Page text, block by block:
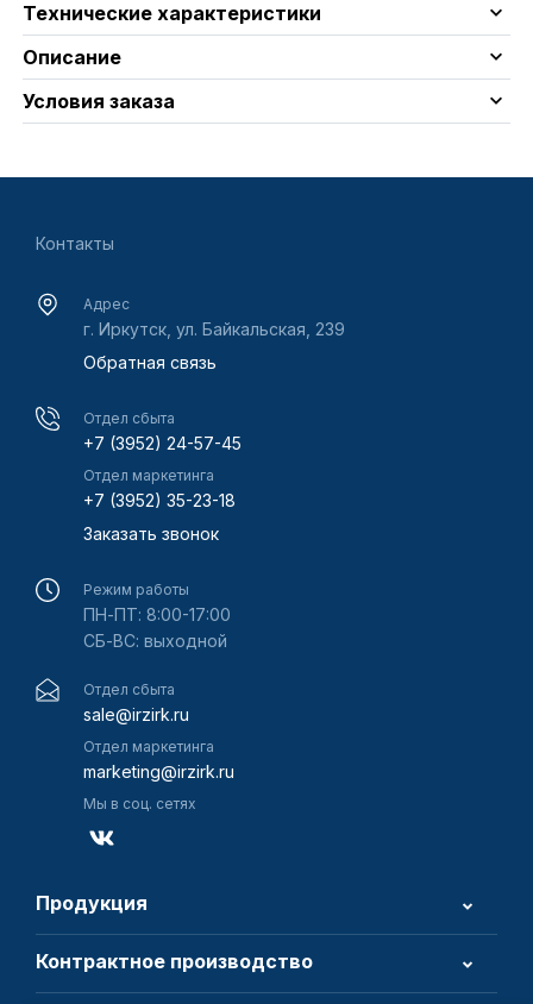
Технические характеристики
Описание
Условия заказа
Контакты
Адрес
г. Иркутск, ул. Байкальская, 239
Обратная связь
Отдел сбыта
+7 (3952) 24-57-45
Отдел маркетинга
+7 (3952) 35-23-18
Заказать звонок
Режим работы
ПН-ПТ: 8:00-17:00
СБ-ВС: выходной
Отдел сбыта
sale@irzirk.ru
Отдел маркетинга
marketing@irzirk.ru
Мы в соц. сетях
Продукция
Контрактное производство